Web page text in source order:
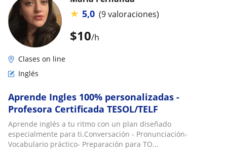
$10/h
★ 5,0 (9 valoraciones)
Clases on line
Inglés
Aprende Ingles 100% personalizadas -
Profesora Certificada TESOL/TELF
Aprende inglés a tu ritmo con un plan diseñado
especialmente para ti.Conversación - Pronunciación-
Vocabulario práctico- Preparación para TO...